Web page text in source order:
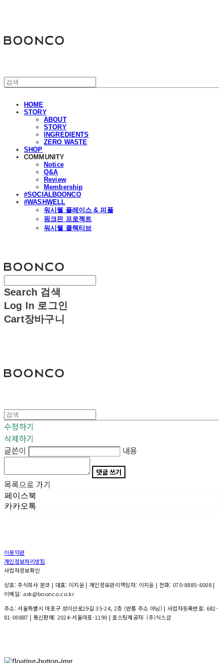
HOME
STORY
ABOUT
STORY
INGREDIENTS
ZERO WASTE
SHOP
COMMUNITY
Notice
Q&A
Review
Membership
#SOCIALBOONCO
#WASHWELL
워시웰 플레이스 & 피플
핑크핀 프로젝트
워시웰 콜렉티브
Search 검색
Log In 로그인
Cart장바구니
수정하기
삭제하기
글쓴이
내용
댓글 쓰기
목록으로 가기
페이스북
카카오톡
이용약관
개인정보처리방침
사업자정보확인
상호: 주식회사 분코 | 대표: 이지윤 | 개인정보관리책임자: 이지윤 | 전화: 070-8885-6008 |
이메일: ask@boonco.co.kr
주소: 서울특별시 마포구 성미산로29길 35-24, 2층 (반품 주소 아님) | 사업자등록번호: 682-
81-00887 | 통신판매: 2024-서울마포-1190 | 호스팅제공자: (주)식스샵